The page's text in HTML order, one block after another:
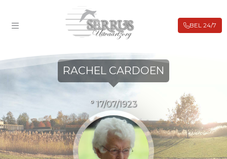
BIJ OVERLIJDEN
WEBSHOP
CONTACT
BEL 24/7
RACHEL CARDOEN
° 17/07/1923